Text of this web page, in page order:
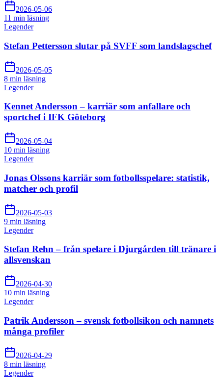
2026-05-06
11 min läsning
Legender
Stefan Pettersson slutar på SVFF som landslagschef
2026-05-05
8 min läsning
Legender
Kennet Andersson – karriär som anfallare och
sportchef i IFK Göteborg
2026-05-04
10 min läsning
Legender
Jonas Olssons karriär som fotbollsspelare: statistik,
matcher och profil
2026-05-03
9 min läsning
Legender
Stefan Rehn – från spelare i Djurgården till tränare i
allsvenskan
2026-04-30
10 min läsning
Legender
Patrik Andersson – svensk fotbollsikon och namnets
många profiler
2026-04-29
8 min läsning
Legender